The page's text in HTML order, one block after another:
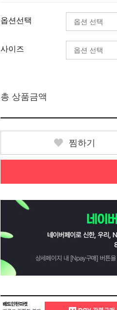
옵션선택
사이즈
총 상품금액
찜하기